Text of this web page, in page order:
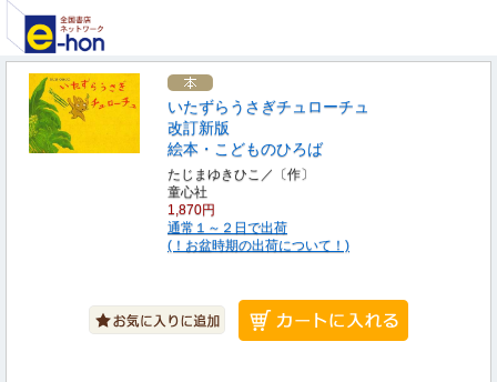
いたずらうさぎチュローチュ
改訂新版
絵本・こどものひろば
たじまゆきひこ／〔作〕
童心社
1,870円
通常１～２日で出荷
(！お盆時期の出荷について！)